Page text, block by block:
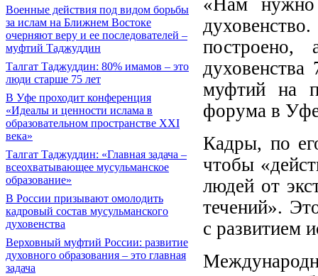
Военные действия под видом борьбы
за ислам на Ближнем Востоке
очерняют веру и ее последователей –
муфтий Таджуддин
Талгат Таджуддин: 80% имамов – это
люди старше 75 лет
В Уфе проходит конференция
«Идеалы и ценности ислама в
образовательном пространстве XXI
века»
Талгат Таджуддин: «Главная задача –
всеохватывающее мусульманское
образование»
В России призывают омолодить
кадровый состав мусульманского
духовенства
Верховный муфтий России: развитие
духовного образования – это главная
задача
построено,
муфтий на
форума в
Кадры, по
чтобы
людей от
течений».
с развитием